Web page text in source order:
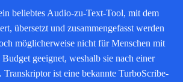
beliebtes Audio-zu-Text-Tool, mit dem
übersetzt und zusammengefasst werden
möglicherweise nicht für Menschen mit
geeignet, weshalb sie nach einer
Transkriptor ist eine bekannte TurboScribe-